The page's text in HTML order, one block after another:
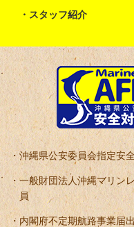
スタッフ紹介
沖縄県公安委員会指定安
一般財団法人沖縄マリン
員
内閣府不定期航路事業届